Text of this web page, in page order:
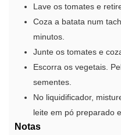
Lave os tomates e
Coza a batata num
minutos.
Junte os tomates e
Escorra os vegetais.
sementes.
No liquidificador,
leite em pó preparado
Notas